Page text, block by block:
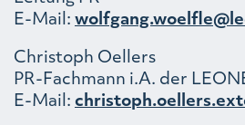
E-Mail:
Christoph Oellers
PR-Fachmann i.A. der
E-Mail: